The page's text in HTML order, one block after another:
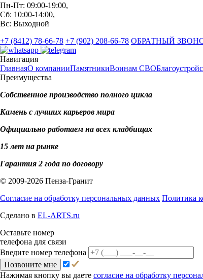
Пн-Пт: 09:00-19:00,
Сб: 10:00-14:00,
Вс: Выходной
+7 (8412) 78-66-78 +7 (902) 208-66-78 ОБРАТНЫЙ
Навигация
ГлавнаяО компанииПамятникиВоинам СВО
Преимущества
Собственное производство полного цикла
Камень с лучших карьеров мира
Официально работаем на всех кладбищах
15 лет на рынке
Гарантия 2 года по договору
© 2009-2026 Пенза-Гранит
Согласие на обработку персональных данных Политика
Сделано в EL-ARTS.ru
Оставьте номер
телефона для связи
Введите номер телефона
Позвоните мне
Нажимая кнопку вы даете согласие на обработку